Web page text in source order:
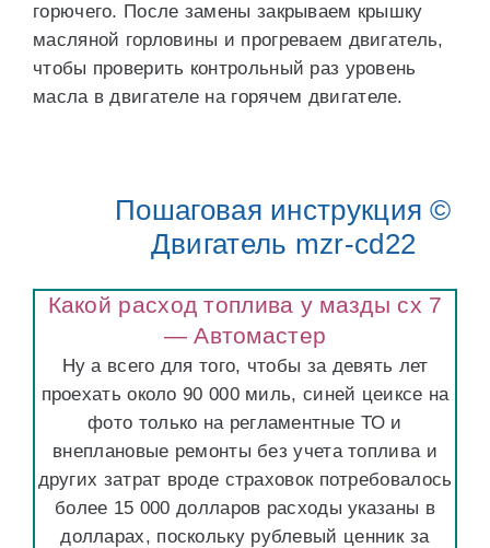
горючего. После замены закрываем крышку
масляной горловины и прогреваем двигатель,
чтобы проверить контрольный раз уровень
масла в двигателе на горячем двигателе.
Пошаговая инструкция ©
Двигатель mzr-cd22
Какой расход топлива у мазды сх 7
— Автомастер
Ну а всего для того, чтобы за девять лет
проехать около 90 000 миль, синей цеиксе на
фото только на регламентные ТО и
внеплановые ремонты без учета топлива и
других затрат вроде страховок потребовалось
более 15 000 долларов расходы указаны в
долларах, поскольку рублевый ценник за